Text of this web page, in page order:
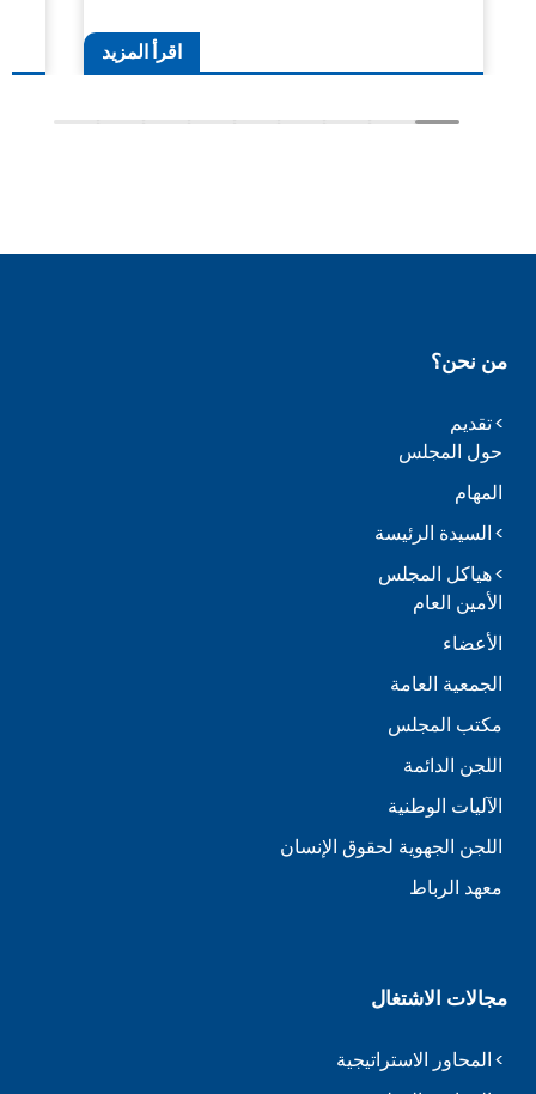
اقرأ المزيد
من نحن؟
تقديم
حول المجلس
المهام
السيدة الرئيسة
هياكل المجلس
الأمين العام
الأعضاء
الجمعية العامة
مكتب المجلس
اللجن الدائمة
الآليات الوطنية
اللجن الجهوية لحقوق الإنسان
معهد الرباط
مجالات الاشتغال
المحاور الاستراتيجية